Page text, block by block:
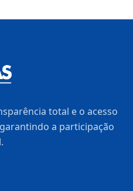
total e o acesso
a participação